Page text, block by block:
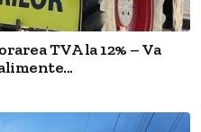
TVA la 12% – Va